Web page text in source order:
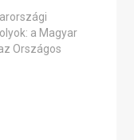
a Magyar
Országos